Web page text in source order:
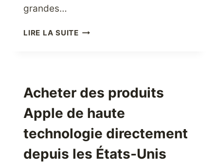
grandes…
LIRE LA SUITEFAITES
MAGASIN
EN
LIGNE
PLUS
CENTRÉ
SUR
Acheter des produits
Apple de haute
technologie directement
depuis les États-Unis